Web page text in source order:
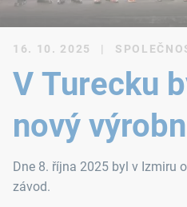
16. 10. 2025 |
V Turecku
nový
Dne 8. října 2025 byl v Izmiru
závod.